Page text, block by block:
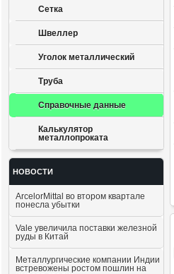
Сетка
Швеллер
Уголок металлический
Труба
Справочные данные
Калькулятор
металлопроката
НОВОСТИ
ArcelorMittal во втором квартале
понесла убытки
Vale увеличила поставки железной
руды в Китай
Металлургические компании Индии
встревожены ростом пошлин на